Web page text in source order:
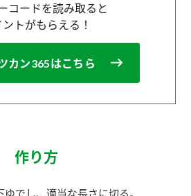
コードを読み取ると
トがもらえる！
カン365はこちら
作り方
でし、適当な長さに切る。